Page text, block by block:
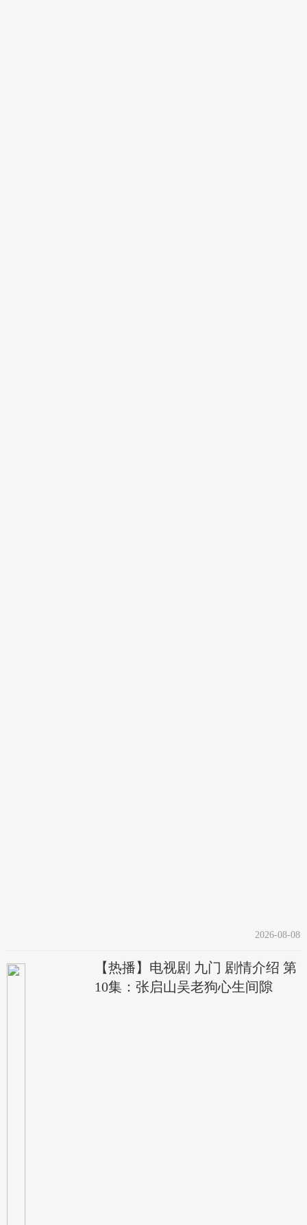
2026-08-08
【热播】电视剧 九门 剧情介绍 第
10集：张启山吴老狗心生间隙